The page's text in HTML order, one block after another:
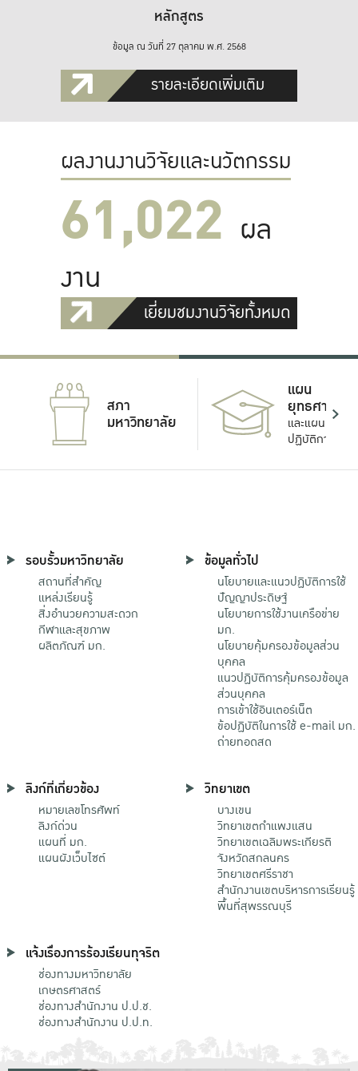
หลักสูตร
ข้อมูล ณ วันที่ 27 ตุลาคม พ.ศ. 2568
รายละเอียดเพิ่มเติม
ผลงานงานวิจัยและนวัตกรรม
61,022 ผล
งาน
เยี่ยมชมงานวิจัยทั้งหมด
สภา
มหาวิทยาลัย
แผน
ยุทธศาสตร์
และแผน
ปฏิบัติการ
รอบรั้วมหาวิทยาลัย
สถานที่สำคัญ
แหล่งเรียนรู้
สิ่งอำนวยความสะดวก
กีฬาและสุขภาพ
ผลิตภัณฑ์ มก.
ข้อมูลทั่วไป
นโยบายและแนวปฏิบัติการใช้
ปัญญาประดิษฐ์
นโยบายการใช้งานเครือข่าย
มก.
นโยบายคุ้มครองข้อมูลส่วน
บุคคล
แนวปฏิบัติการคุ้มครองข้อมูล
ส่วนบุคคล
การเข้าใช้อินเตอร์เน็ต
ข้อปฏิบัติในการใช้ e-mail มก.
ถ่ายทอดสด
ลิงก์ที่เกี่ยวข้อง
หมายเลขโทรศัพท์
ลิงก์ด่วน
แผนที่ มก.
แผนผังเว็บไซต์
วิทยาเขต
บางเขน
วิทยาเขตกําแพงแสน
วิทยาเขตเฉลิมพระเกียรติ
จังหวัดสกลนคร
วิทยาเขตศรีราชา
สำนักงานเขตบริหารการเรียนรู้
พื้นที่สุพรรณบุรี
แจ้งเรื่องการร้องเรียนทุจริต
ช่องทางมหาวิทยาลัย
เกษตรศาสตร์
ช่องทางสำนักงาน ป.ป.ช.
ช่องทางสำนักงาน ป.ป.ท.